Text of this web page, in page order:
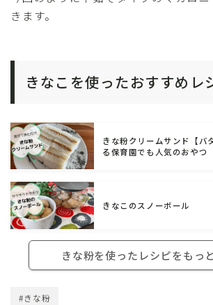
きます。
きなこを使ったおすすめレ
きな粉クリームサンド【バ
る保育園でも人気のおやつ
きなこのスノーボール
きな粉を使ったレシピをもっ
#きな粉